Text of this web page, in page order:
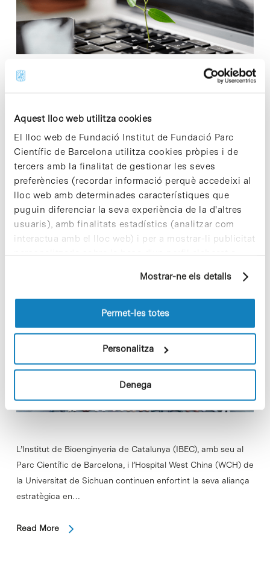
Aquest lloc web utilitza cookies
El lloc web de Fundació Institut de Fundació Parc
Científic de Barcelona utilitza cookies pròpies i de
tercers amb la finalitat de gestionar les seves
preferències (recordar informació perquè accedeixi al
lloc web amb determinades característiques que
puguin diferenciar la seva experiència de la d'altres
usuaris), amb finalitats estadístics (analitzar com
interactua amb el lloc web) i per a mostrar-li publicitat
personalitzada sobre la base d'un perfil elaborat a
pàgines visitades). Per a obtenir més informació sobre
les cookies pot consultar laPolítica de cookiesdel
Mostrar-ne els detalls
Permet-les totes
Personalitza
Denega
A poc a poc els laboratoris aniran posant en marxa la seva
contribuir a l’estalvi de recursos i generar la mínima quantitat
de residus…
Read More
InCIÈNCIA
L’IBEC i l’Hospital West China
reforcen la seva col·laboració en
L’Institut de Bioenginyeria de Catalunya (IBEC), amb seu al
Parc Científic de Barcelona, i l’Hospital West China (WCH) de
la Universitat de Sichuan continuen enfortint la seva aliança
estratègica en…
Read More